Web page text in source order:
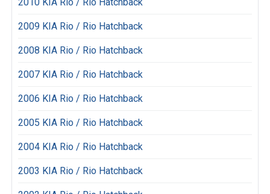
2009 KIA Rio / Rio Hatchback
2008 KIA Rio / Rio Hatchback
2007 KIA Rio / Rio Hatchback
2006 KIA Rio / Rio Hatchback
2005 KIA Rio / Rio Hatchback
2004 KIA Rio / Rio Hatchback
2003 KIA Rio / Rio Hatchback